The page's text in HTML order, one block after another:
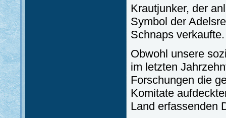
Krautjunker, der
Symbol der
Schnaps verkaufte.
Obwohl unsere
im letzten
Forschungen die
Komitate
Land erfassenden